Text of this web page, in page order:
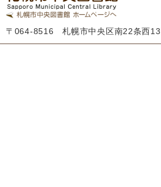
〒064-8516 札幌市中央区南22条西